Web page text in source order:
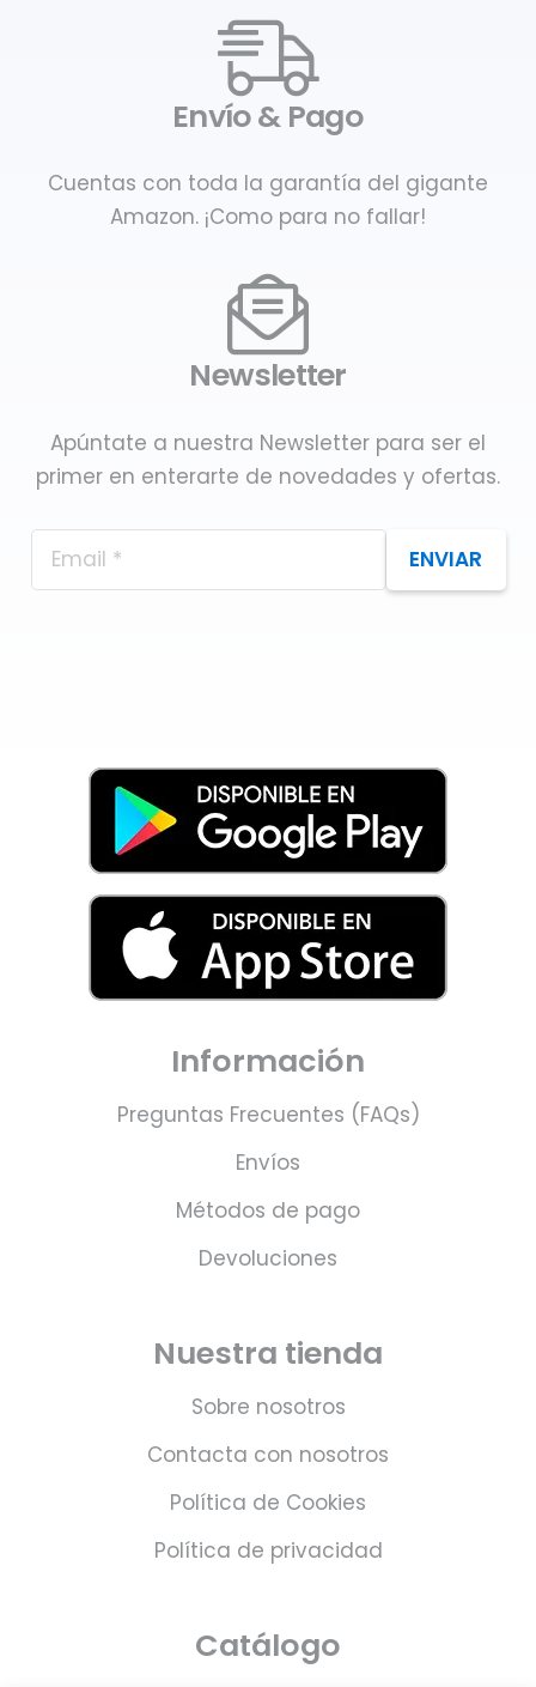
Envío & Pago
Cuentas con toda la garantía del gigante
Amazon. ¡Como para no fallar!
Newsletter
Apúntate a nuestra Newsletter para ser el
primer en enterarte de novedades y ofertas.
ENVIAR
Información
Preguntas Frecuentes (FAQs)
Envíos
Métodos de pago
Devoluciones
Nuestra tienda
Sobre nosotros
Contacta con nosotros
Política de Cookies
Política de privacidad
Catálogo